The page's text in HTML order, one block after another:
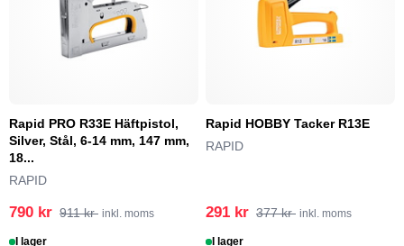
Rapid PRO R33E Häftpistol,
Silver, Stål, 6-14 mm, 147 mm,
18...
RAPID
790 kr 911 kr inkl. moms
I lager
Rapid HOBBY Tacker R13E
RAPID
291 kr 377 kr inkl. moms
I lager